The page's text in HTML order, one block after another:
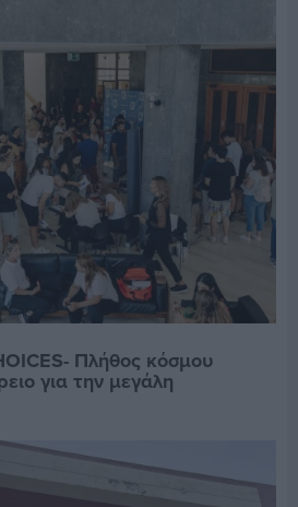
Πλήθος κόσμου
για την μεγάλη